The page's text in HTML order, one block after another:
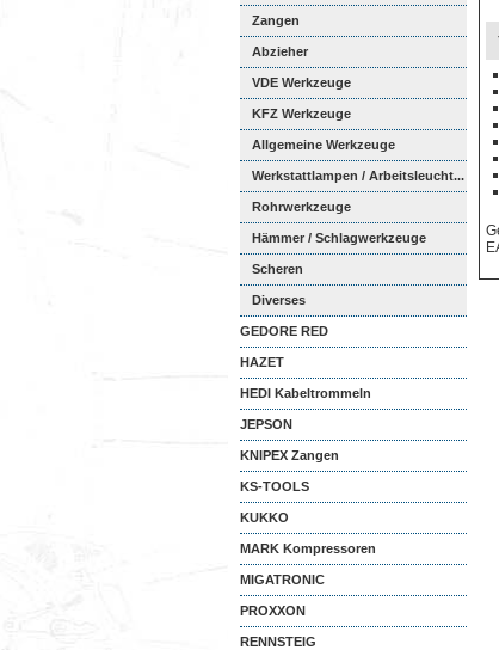
Zangen
Abzieher
VDE Werkzeuge
KFZ Werkzeuge
Allgemeine Werkzeuge
Werkstattlampen / Arbeitsleucht...
Rohrwerkzeuge
Hämmer / Schlagwerkzeuge
Scheren
Diverses
GEDORE RED
HAZET
HEDI Kabeltrommeln
JEPSON
KNIPEX Zangen
KS-TOOLS
KUKKO
MARK Kompressoren
MIGATRONIC
PROXXON
RENNSTEIG